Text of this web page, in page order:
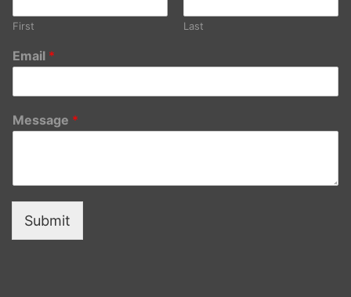
First Last
Email *
Message *
Submit